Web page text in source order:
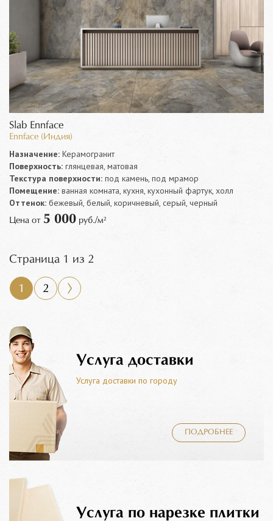
Slab Ennface
Ennface (Индия)
Назначение: Керамогранит
Поверхность: глянцевая, матовая
Текстура поверхности: под камень, под мрамор
Помещение: ванная комната, кухня, кухонный фартук, холл
Оттенок: бежевый, белый, коричневый, серый, черный
Цена от 5 000 руб./м²
Страница 1 из 2
1 2
Услуга доставки
Услуга доставки по городу
ПОДРОБНЕЕ
Услуга по нарезке плитки